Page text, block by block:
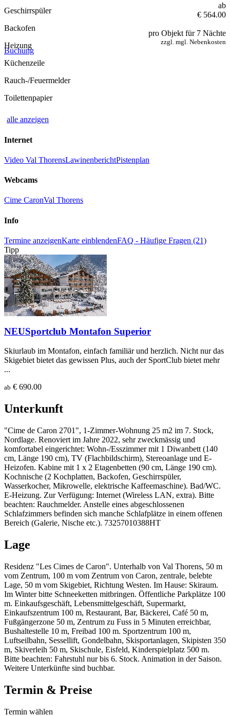
ab
€ 564.00
pro Objekt für 7 Nächte
zzgl. mgl. Nebenkosten
Buchung
Geschirrspüler
Backofen
Heizung
Küchenzeile
Rauch-/Feuermelder
Toilettenpapier
alle anzeigen
Internet
Video Val ThorensLawinenberichtPistenplan
Webcams
Cime CaronVal Thorens
Info
Termine anzeigenKarte einblendenFAQ - Häufige Fragen (21)
Tipp
NEUSportclub Montafon Superior
Skiurlaub im Montafon, einfach familiär und herzlich. Nicht nur das
Skigebiet bietet das gewissen Plus, auch der SportClub bietet mehr
...
ab € 690.00
Unterkunft
"Cime de Caron 2701", 1-Zimmer-Wohnung 25 m2 im 7. Stock,
Nordlage. Renoviert im Jahre 2022, sehr zweckmässig und
komfortabel eingerichtet: Wohn-/Esszimmer mit 1 Diwanbett (140
cm, Länge 190 cm), TV (Flachbildschirm), Stereoanlage und E-
Heizofen. Kabine mit 1 x 2 Etagenbetten (90 cm, Länge 190 cm).
Kochnische (2 Kochplatten, Backofen, Geschirrspüler,
Wasserkocher, Mikrowelle, elektrische Kaffeemaschine). Bad/WC.
E-Heizung. Zur Verfügung: Internet (Wireless LAN, extra). Bitte
beachten: Rauchmelder. Anstelle eines abgeschlossenen
Schlafzimmers befinden sich manche Schlafplätze in einem offenen
Bereich (Galerie, Nische etc.). 73257010388HT
Lage
Residenz "Les Cimes de Caron". Unterhalb von Val Thorens, 50 m
vom Zentrum, 100 m vom Zentrum von Caron, zentrale, belebte
Lage, 50 m vom Skigebiet, Richtung Westen. Im Hause: Skiraum.
Im Winter bitte Schneeketten mitbringen. Öffentliche Parkplätze 100
m. Einkaufsgeschäft, Lebensmittelgeschäft, Supermarkt,
Einkaufszentrum 100 m, Restaurant, Bar, Bäckerei, Café 50 m,
Fußgängerzone 50 m, Zentrum zu Fuss in 5 Minuten erreichbar,
Bushaltestelle 10 m, Freibad 100 m. Sportzentrum 100 m,
Luftseilbahn, Sessellift, Gondelbahn, Skisportanlagen, Skipisten 350
m, Skiverleih 50 m, Skischule, Eisfeld, Kinderspielplatz 500 m.
Bitte beachten: Fahrstuhl nur bis 6. Stock. Animation in der Saison.
Weitere Unterkünfte sind buchbar.
Termin & Preise
Termin wählen